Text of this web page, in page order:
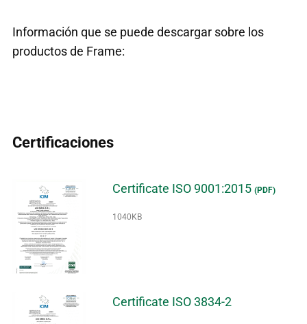
Información que se puede descargar sobre los
productos de Frame:
Certificaciones
Certificate ISO 9001:2015(PDF)
1040KB
Certificate ISO 3834-2